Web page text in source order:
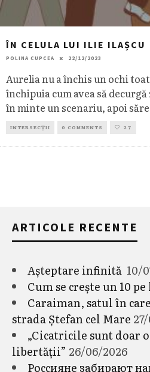
ÎN CELULA LUI ILIE ILAȘCU
POLINA CUPCEA 22/12/2023
Aurelia nu a închis un ochi
închipuia cum avea să
în minte un scenariu, apoi
INTERSECȚII 0 COMMENTS 27
ARTICOLE RECENTE
Așteptare infinită 10/
Cum se crește un 10
Caraiman, satul în
strada Ștefan cel Mare
„Cicatricile sunt doar
libertății” 26/06/2026
Россияне забирают